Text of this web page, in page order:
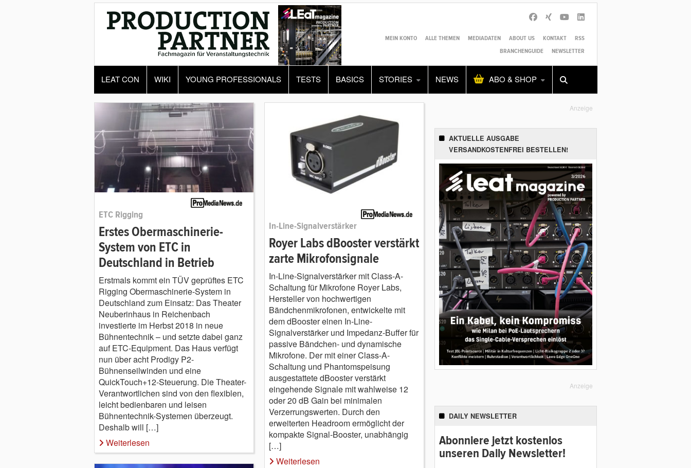
MEIN KONTO ALLE THEMEN MEDIADATEN ABOUT US KONTAKT
RSS
BRANCHENGUIDE
NEWSLETTER
LEAT CON WIKI YOUNG PROFESSIONALS TESTS BASICS STORIES NEWS ABO & SHOP
Alles Shop SUCHEN
ETC Rigging
Erstes Obermaschinerie-
System von ETC in
Deutschland in Betrieb
Erstmals kommt ein TÜV geprüftes ETC
Rigging Obermaschinerie-System in
Deutschland zum Einsatz: Das Theater
Neuberinhaus in Reichenbach
investierte im Herbst 2018 in neue
Bühnentechnik – und setzte dabei ganz
auf ETC-Equipment. Das Haus verfügt
nun über acht Prodigy P2-
Bühnenseilwinden und eine
QuickTouch+12-Steuerung. Die Theater-
Verantwortlichen sind von den flexiblen,
leicht bedienbaren und leisen
Bühnentechnik-Systemen überzeugt.
Deshalb will […]
Weiterlesen
In-Line-Signalverstärker
Royer Labs dBooster verstärkt
zarte Mikrofonsignale
In-Line-Signalverstärker mit Class-A-
Schaltung für Mikrofone Royer Labs,
Hersteller von hochwertigen
Bändchenmikrofonen, entwickelte mit
dem dBooster einen In-Line-
Signalverstärker und Impedanz-Buffer für
passive Bändchen- und dynamische
Mikrofone. Der mit einer Class-A-
Schaltung und Phantomspeisung
ausgestattete dBooster verstärkt
eingehende Signale mit wahlweise 12
oder 20 dB Gain bei minimalen
Verzerrungswerten. Durch den
erweiterten Headroom ermöglicht der
kompakte Signal-Booster, unabhängig
[…]
Weiterlesen
Anzeige
AKTUELLE AUSGABE
VERSANDKOSTENFREI BESTELLEN!
Anzeige
DAILY NEWSLETTER
Abonniere jetzt kostenlos
unseren Daily Newsletter!